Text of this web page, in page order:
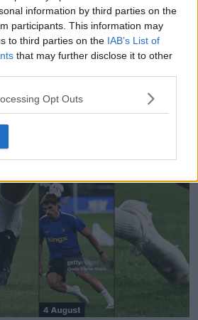
information by third parties on the
participants. This information may
to third parties on the IAB’s List of
that may further disclose it to other
Opt Outs
da FIFA - Crie e partilhe